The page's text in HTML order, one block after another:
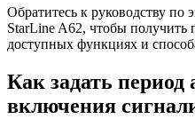
Обратитесь к руководству по
StarLine A62, чтобы
доступных функциях и
Как задать период
включения